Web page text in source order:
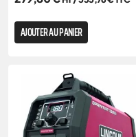
AJOUTER AU PANIER